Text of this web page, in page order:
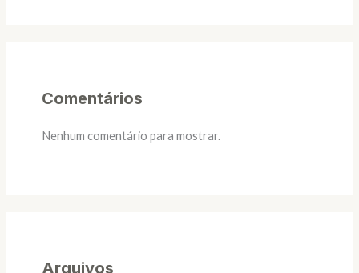
Comentários
Nenhum comentário para mostrar.
Arquivos